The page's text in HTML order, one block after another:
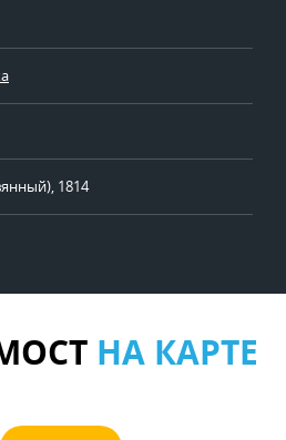
1814
НА КАРТЕ